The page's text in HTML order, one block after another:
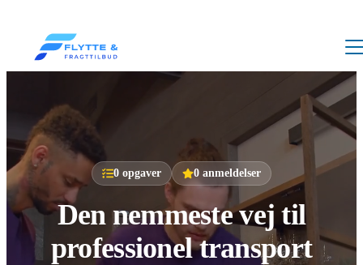
0 opgaver 0 anmeldelser
Den nemmeste vej til
professionel transport